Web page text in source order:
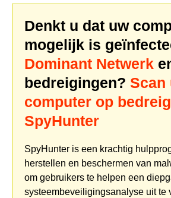
Denkt u dat uw
mogelijk is
Dominant Netwerk
bedreigingen? Scan
computer op
SpyHunter
SpyHunter is een krachtig
herstellen en beschermen van
om gebruikers te helpen een
systeembeveiligingsanalyse uit te